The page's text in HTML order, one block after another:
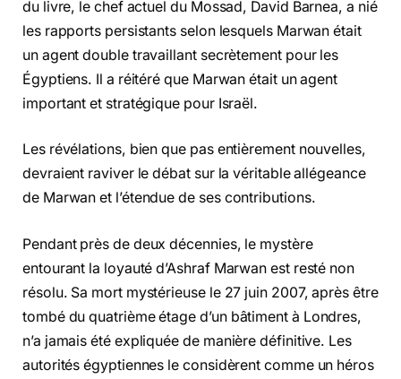
du livre, le chef actuel du Mossad, David Barnea, a nié
les rapports persistants selon lesquels Marwan était
un agent double travaillant secrètement pour les
Égyptiens. Il a réitéré que Marwan était un agent
important et stratégique pour Israël.
Les révélations, bien que pas entièrement nouvelles,
devraient raviver le débat sur la véritable allégeance
de Marwan et l’étendue de ses contributions.
Pendant près de deux décennies, le mystère
entourant la loyauté d’Ashraf Marwan est resté non
résolu. Sa mort mystérieuse le 27 juin 2007, après être
tombé du quatrième étage d’un bâtiment à Londres,
n’a jamais été expliquée de manière définitive. Les
autorités égyptiennes le considèrent comme un héros